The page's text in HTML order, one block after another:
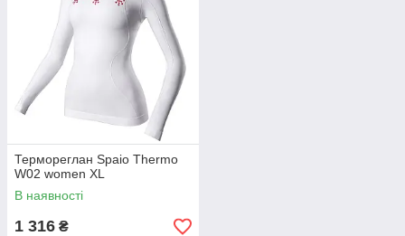
Термореглан Spaio Thermo
W02 women XL
В наявності
1 316 ₴